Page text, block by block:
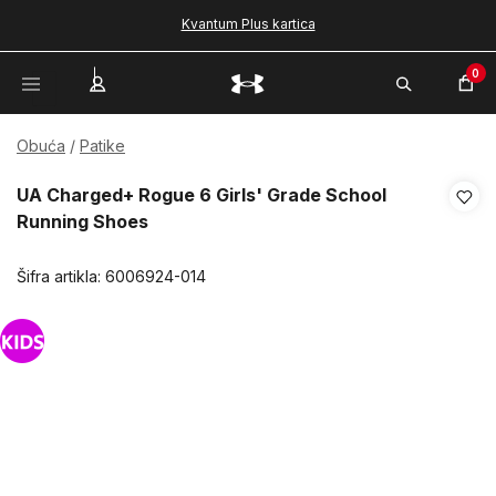
Kvantum Plus kartica
0
Obuća Patike
UA Charged+ Rogue 6 Girls' Grade School
Running Shoes
Šifra artikla: 6006924-014